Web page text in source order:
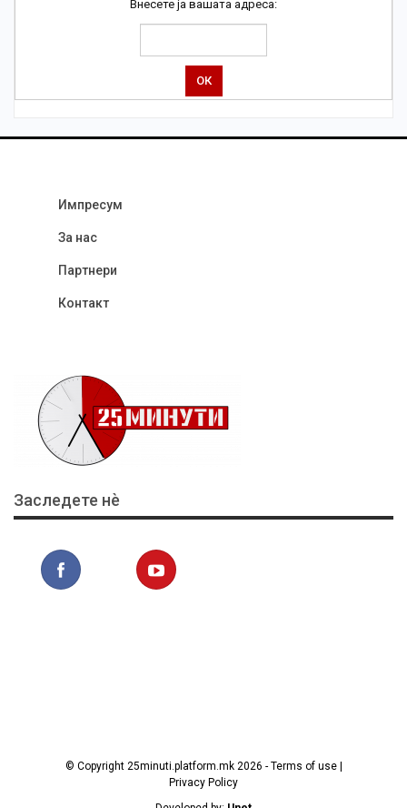
Внесете ја вашата адреса:
Импресум
За нас
Партнери
Контакт
Заследете нѐ
© Copyright 25minuti.platform.mk 2026 - Terms of use |
Privacy Policy